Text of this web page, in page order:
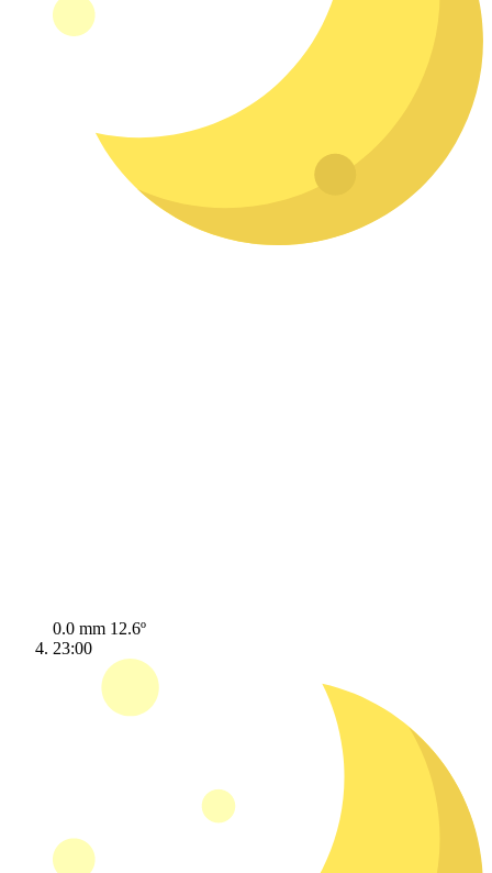
0.0 mm 12.6º
23:00